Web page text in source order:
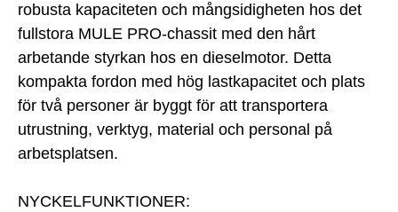
robusta kapaciteten och mångsidigheten hos det
fullstora MULE PRO-chassit med den hårt
arbetande styrkan hos en dieselmotor. Detta
kompakta fordon med hög lastkapacitet och plats
för två personer är byggt för att transportera
utrustning, verktyg, material och personal på
arbetsplatsen.
NYCKELFUNKTIONER: